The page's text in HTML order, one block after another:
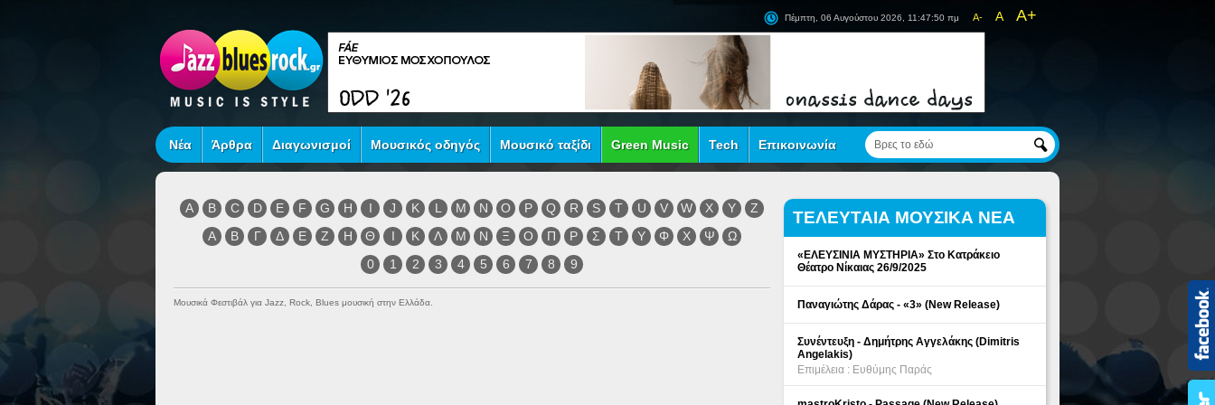
A- A A+
Πέμπτη, 06 Αυγούστου 2026, 11:47:50 πμ
Νέα Άρθρα Διαγωνισμοί Μουσικός οδηγός Μουσικό ταξίδι Green Music Tech Επικοινωνία
A B C D E F G H I J K L M N O P Q R S T U V W X Y
Z
Α
Β Γ Δ Ε Ζ Η Θ Ι Κ Λ Μ Ν Ξ Ο Π Ρ Σ Τ Υ Φ Χ Ψ
Ω
0
1 2 3 4 5 6 7 8 9
Μουσικά Φεστιβάλ για Jazz, Rock, Blues μουσική στην Ελλάδα.
ΤΕΛΕΥΤΑΙΑ ΜΟΥΣΙΚΑ ΝΕΑ
«ΕΛΕΥΣΙΝΙΑ ΜΥΣΤΗΡΙΑ» Στο Κατράκειο
Θέατρο Νίκαιας 26/9/2025
Παναγιώτης Δάρας - «3» (New Release)
Συνέντευξη - Δημήτρης Αγγελάκης (Dimitris
Angelakis)
Επιμέλεια : Ευθύμης Παράς